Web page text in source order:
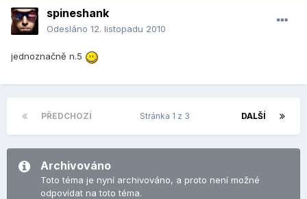
spineshank
Odesláno 12. listopadu 2010
jednoznačně n.5
PŘEDCHOZÍ DALŠÍ
Stránka 1 z 3
Archivováno
Toto téma je nyní archivováno, a proto není možné
odpovídat na toto téma.